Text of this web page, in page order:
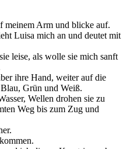
meinem Arm und blicke auf.
Luisa mich an und deutet mit
leise, als wolle sie mich sanft
ihre Hand, weiter auf die
Grün und Weiß.
Wellen drohen sie zu
Weg bis zum Zug und